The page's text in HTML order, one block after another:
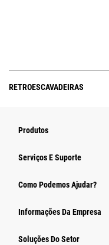
RETROESCAVADEIRAS
Produtos
Serviços E Suporte
Como Podemos Ajudar?
Informações Da Empresa
Soluções Do Setor